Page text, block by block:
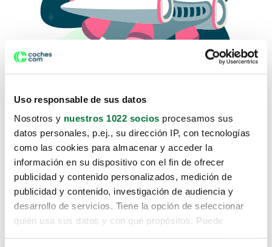
Uso responsable de sus datos
Nosotros y nuestros 1022 socios procesamos sus
datos personales, p.ej., su dirección IP, con tecnologías
como las cookies para almacenar y acceder la
información en su dispositivo con el fin de ofrecer
publicidad y contenido personalizados, medición de
publicidad y contenido, investigación de audiencia y
desarrollo de servicios. Tiene la opción de seleccionar
quién usa sus datos y con qué propósitos. Puede
Lo sentimos, no sabemos como
te hemos traido hasta aquí.
Pero puedes encontrar el coche que estás
buscando en alguno de estos enlaces: